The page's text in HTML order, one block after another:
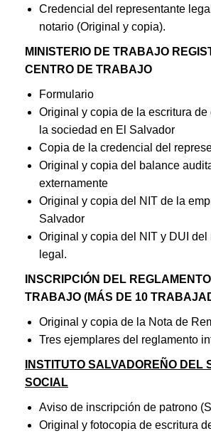
Credencial del representante
notario (Original y copia).
MINISTERIO DE TRABAJO
CENTRO DE TRABAJO
Formulario
Original y copia de la escritura
la sociedad en El Salvador
Copia de la credencial del
Original y copia del balance
externamente
Original y copia del NIT de la
Salvador
Original y copia del NIT y DUI del
legal.
INSCRIPCIÓN DEL
TRABAJO (MÁS DE 10
Original y copia de la Nota de
Tres ejemplares del reglamento
INSTITUTO SALVADOREÑO DEL
SOCIAL
Aviso de inscripción de patrono
Original y fotocopia de escritura